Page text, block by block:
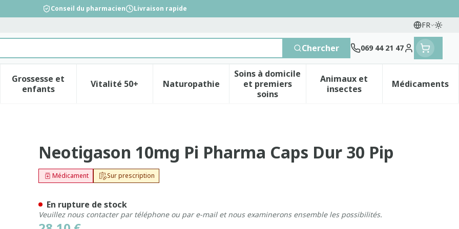
Conseil du pharmacien Livraison rapide
FR
Langues
Chercher 069 44 21 47
Menu client
catégorie Beauté, soins et hygiène
sous-menu pour la catégorie Régime, alimentation & vitamines
Grossesse et
enfants
Afficher le sous-menu pour la catégorie Grossesse et enfants
Vitalité 50+Afficher le sous-menu pour la catégorie Vitalité 50+
NaturopathieAfficher le sous-menu pour la catégorie Naturopathie
Soins à domicile
et premiers
soins
Afficher le sous-menu pour la catégorie
Animaux et
insectesAfficher le sous-menu
Médicaments
Afficher
Caps Dur 30 Pip
Neotigason 10mg Pi Pharma Caps Dur 30 Pip
Sur prescription
Médicament
En rupture de stock
Veuillez nous contacter par téléphone ou par e-mail et nous examinerons ensemble les possibilités.